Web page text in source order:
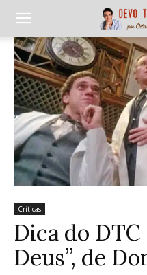
Críticas
Dica do DTC
Deus”, de